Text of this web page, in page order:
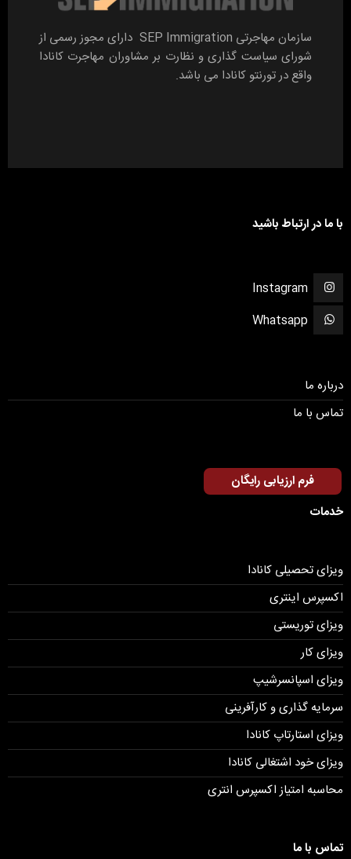
سازمان مهاجرتی SEP Immigration دارای مجوز رسمی از
شورای سیاست گذاری و نظارت بر مشاوران مهاجرت کانادا
واقع در تورنتو کانادا می باشد.
با ما در ارتباط باشید
Instagram
Whatsapp
درباره ما
تماس با ما
فرم ارزیابی رایگان
خدمات
ویزای تحصیلی کانادا
اکسپرس اینتری
ویزای توریستی
ویزای کار
ویزای اسپانسرشیپ
سرمایه گذاری و کارآفرینی
ویزای استارتاپ کانادا
ویزای خود اشتغالی کانادا
محاسبه امتیاز اکسپرس انتری
تماس با ما